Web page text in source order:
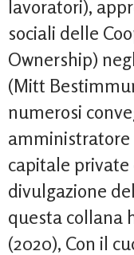
lavoratori),
sociali delle
Ownership)
(Mitt
numerosi
amministratore
capitale
divulgazione
questa collana
(2020), Con il